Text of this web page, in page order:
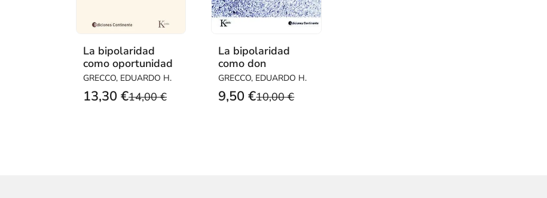
La bipolaridad
como oportunidad
GRECCO, EDUARDO H.
14,00 €
13,30 €
La bipolaridad
como don
GRECCO, EDUARDO H.
10,00 €
9,50 €